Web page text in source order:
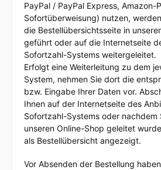
PayPal / PayPal Express, Amazon-
Sofortüberweisung) nutzen,
die Bestellübersichtsseite in
geführt oder auf die Internetseite
Sofortzahl-Systems weitergeleitet.
Erfolgt eine Weiterleitung zu dem
System, nehmen Sie dort die
bzw. Eingabe Ihrer Daten vor.
Ihnen auf der Internetseite des
Sofortzahl-Systems oder nachdem
unseren Online-Shop geleitet
als Bestellübersicht angezeigt.
Vor Absenden der Bestellung